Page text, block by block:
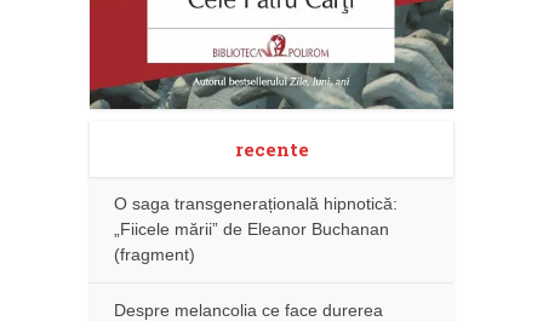
recente
O saga transgenerațională hipnotică:
„Fiicele mării” de Eleanor Buchanan
(fragment)
Despre melancolia ce face durerea